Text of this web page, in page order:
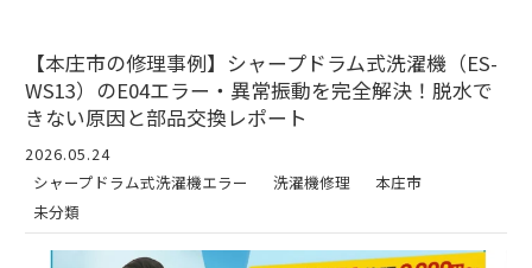
【本庄市の修理事例】シャープドラム式洗濯機（ES-
WS13）のE04エラー・異常振動を完全解決！脱水で
きない原因と部品交換レポート
2026.05.24
シャープドラム式洗濯機エラー
洗濯機修理
本庄市
未分類